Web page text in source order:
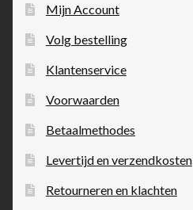
Mijn Account
Volg bestelling
Klantenservice
Voorwaarden
Betaalmethodes
Levertijd en verzendkosten
Retourneren en klachten